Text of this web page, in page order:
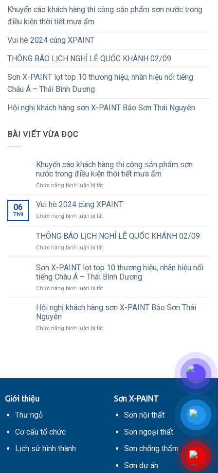
Khuyến cáo khách hàng thi công sản phẩm sơn nước trong
điều kiện thời tiết mưa ẩm
Vui hè 2024 cùng XPAINT
THÔNG BÁO LỊCH NGHỈ LỄ QUỐC KHÁNH 02/09
Sơn X-PAINT lọt top 10 thương hiệu, nhãn hiệu nổi tiếng
Châu Á – Thái Bình Dương
Hội nghị khách hàng sơn X-PAINT Bảo Sơn Thái Nguyên
BÀI VIẾT VỪA ĐỌC
Khuyến cáo khách hàng thi công sản phẩm sơn
nước trong điều kiện thời tiết mưa ẩm
Chức năng bình luận bị tắtở
cáo
hàng
công
phẩm
nước
trong
kiện
tiết
06
Th9
Vui hè 2024 cùng XPAINT
Chức năng bình luận bị tắtở
hè
2024
cùng
THÔNG BÁO LỊCH NGHỈ LỄ QUỐC KHÁNH 02/09
Chức năng bình luận bị tắtở
BÁO
LỊCH
NGHỈ
LỄ
KHÁNH
02/09
Sơn X-PAINT lọt top 10 thương hiệu, nhãn hiệu nổi
tiếng Châu Á – Thái Bình Dương
Chức năng bình luận bị tắtở
X-
PAINT
top
nổi
Châu
Hội nghị khách hàng sơn X-PAINT Bảo Sơn Thái
Nguyên
Chức năng bình luận bị tắtở
X-
Giới thiệu
Thư ngỏ
Cơ cấu tổ chức
Lịch sử hình thành
Sơn X-PAINT
Sơn nội thất
Sơn ngoại thất
Sơn chống thấm
Sơn dự án